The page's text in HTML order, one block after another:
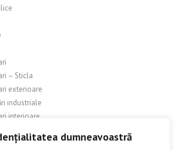
dumneavoastră
– Sticla
exterioare
industriale
interioare